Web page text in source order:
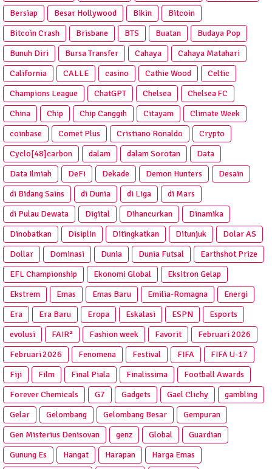
Bersiap
Besar Hollywood Bikin
Bitcoin
Bitcoin Crash
Brisbane BTS Buatan
Budaya Pop
Bunuh Diri
Bursa Transfer Cahaya
Cahaya Matahari
California
CALLE casino Cathie Wood
Celtic
Champions League
ChatGPT Chelsea
Chelsea FC
China
Chip Chip Canggih Citayam
Climate Week
coinbase
Comet Plus Cristiano Ronaldo
Crypto
Cyclo[48]carbon
dalam dalam Sorotan
Data
Data Ilmiah
DeFi Dekade Demon Hunters
Desain
di Bidang Sains
di Dunia di Liga
di Mars
di Pulau Dewata
Digital Dihancurkan
Dinamika
Dinobatkan
Disiplin Ditingkatkan Ditunjuk
Dolar AS
Dollar
Dominasi Dunia Dunia Futsal
Earthshot Prize
EFL Championship
Ekonomi Global
Eksitron Gelap
Ekstrem
Emas Emas Baru Emilia-Romagna
Energi
Era
Era Baru Eropa Eskalasi ESPN
Esports
evolusi
FAIR² Fashion week Favorit
Februari 2026
Februari 2026
Fenomena Festival FIFA
FIFA U-17
Fiji
Film Final Piala Finalissima
Football Awards
Forever Chemicals
G7 Gadgets Gael Clichy
gambling
Gelar
Gelombang Gelombang Besar
Gempuran
Gen Misterius Denisovan
genz Global
Guardian
Gunung Es
Hangat Harapan
Harga Emas